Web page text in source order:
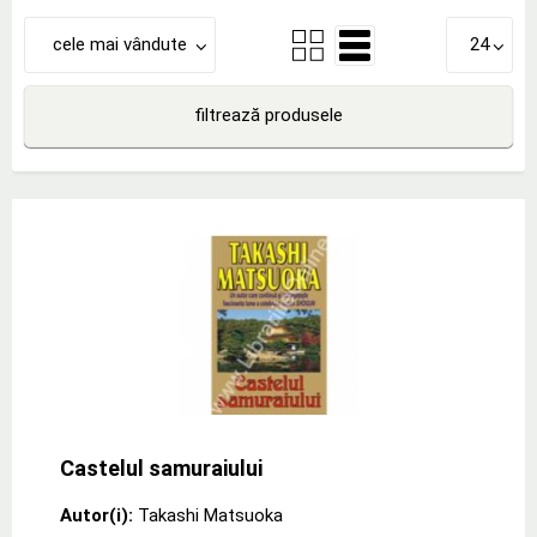
cele mai vândute 24
filtrează produsele
Castelul samuraiului
Autor(i): Takashi Matsuoka